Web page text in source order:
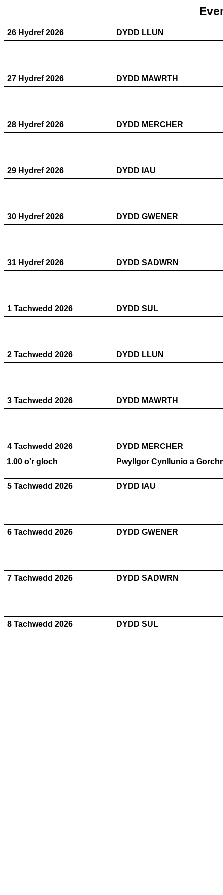
26 Hydref 2026 DYDD LLUN
27 Hydref 2026 DYDD MAWRTH
28 Hydref 2026 DYDD MERCHER
29 Hydref 2026 DYDD IAU
30 Hydref 2026 DYDD GWENER
31 Hydref 2026 DYDD SADWRN
1 Tachwedd 2026 DYDD SUL
2 Tachwedd 2026 DYDD LLUN
3 Tachwedd 2026 DYDD MAWRTH
4 Tachwedd 2026
DYDD MERCHER
1.00 o'r gloch
Pwyllgor Cynllunio a
5 Tachwedd 2026 DYDD IAU
6 Tachwedd 2026 DYDD GWENER
7 Tachwedd 2026 DYDD SADWRN
8 Tachwedd 2026 DYDD SUL